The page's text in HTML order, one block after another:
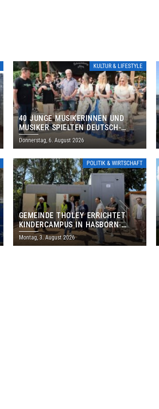
KULTUR & LIFESTYLE
40 JUNGE MUSIKERINNEN UND
MUSIKER SPIELTEN DEUTSCH-
BRASILIANISCHES PROGRAMM IN
THOLEY
Donnerstag, 6. August 2026
POLITIK & WIRTSCHAFT
GEMEINDE THOLEY ERRICHTET
KINDERCAMPUS IN HASBORN-
DAUTWEILER FÜR RUND 8,5 BIS 9
MILLIONEN EURO
Montag, 3. August 2026